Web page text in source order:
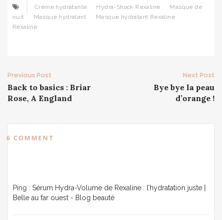
Crème hydratante Hydra-Shock Rexaline
Masque de
nuit
Masque hydratant
Masque hydratant Rexaline
Rexaline
Post
navigation
Previous Post
Back to basics : Briar
Rose, A England
Next Post
Bye bye la peau
d’orange !
6 COMMENT
Ping : Sérum Hydra-Volume de Rexaline : l’hydratation juste |
Belle au far ouest - Blog beauté